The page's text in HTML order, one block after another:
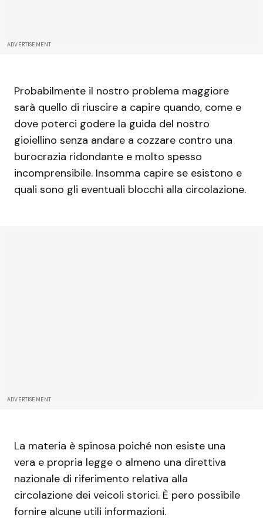
ADVERTISEMENT
Probabilmente il nostro problema maggiore
sarà quello di riuscire a capire quando, come e
dove poterci godere la guida del nostro
gioiellino senza andare a cozzare contro una
burocrazia ridondante e molto spesso
incomprensibile. Insomma capire se esistono e
quali sono gli eventuali blocchi alla circolazione.
ADVERTISEMENT
La materia è spinosa poiché non esiste una
vera e propria legge o almeno una direttiva
nazionale di riferimento relativa alla
circolazione dei veicoli storici. È pero possibile
fornire alcune utili informazioni.